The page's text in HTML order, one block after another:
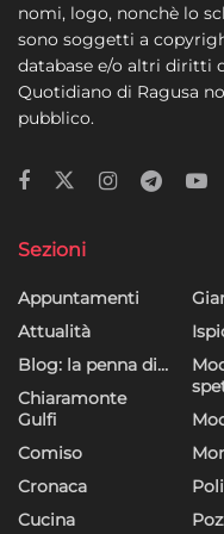
nomi, logo, nonchè lo
sono soggetti a
database e/o altri diritti
Quotidiano di Ragusa
pubblico.
Sezioni
Appuntamenti
Attualità
Blog: la penna di…
Chiaramonte
Gulfi
Comiso
Cronaca
Cucina